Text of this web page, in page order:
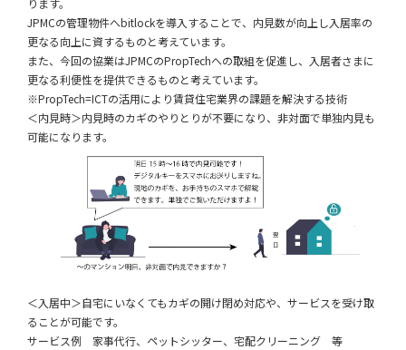
JPMCの管理物件へbitlockを導入することで、内見数が向上し入居率の
更なる向上に資するものと考えています。
また、今回の協業はJPMCのPropTechへの取組を促進し、入居者さまに
更なる利便性を提供できるものと考えています。
※PropTech=ICTの活用により賃貸住宅業界の課題を解決する技術
＜内見時＞内見時のカギのやりとりが不要になり、非対面で単独内見も
可能になります。
＜入居中＞自宅にいなくてもカギの開け閉め対応や、サービスを受け取
ることが可能です。
サービス例 家事代行、ペットシッター、宅配クリーニング 等